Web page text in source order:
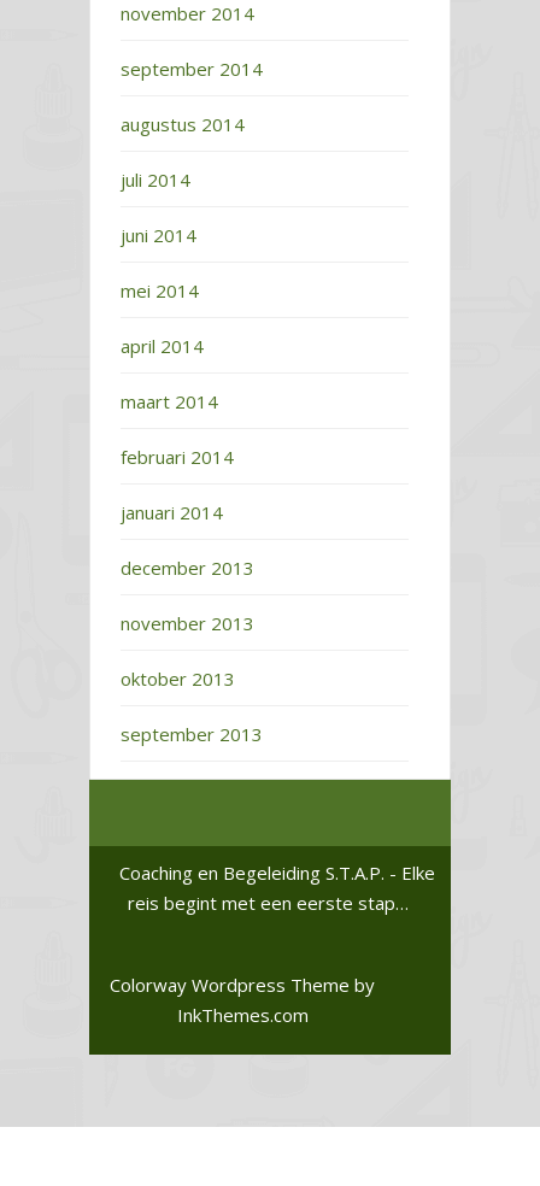
november 2014
september 2014
augustus 2014
juli 2014
juni 2014
mei 2014
april 2014
maart 2014
februari 2014
januari 2014
december 2013
november 2013
oktober 2013
september 2013
Coaching en Begeleiding S.T.A.P. - Elke
reis begint met een eerste stap…
Colorway Wordpress Theme by
InkThemes.com